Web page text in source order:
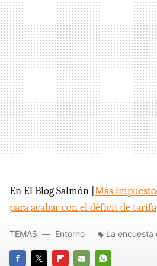
En El Blog Salmón | Más
para acabar con el déficit de tarifa
TEMAS Entorno La encuesta